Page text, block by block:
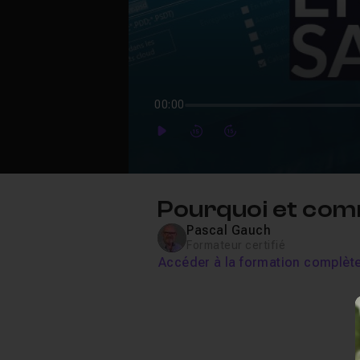
00:00
PlayForwardForward
Pourquoi et
Pascal Gauch
Accéder à la formation